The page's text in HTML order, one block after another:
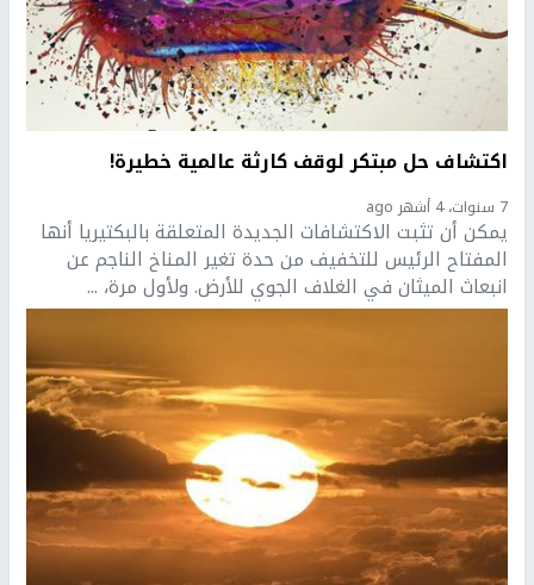
اكتشاف حل مبتكر لوقف كارثة عالمية خطيرة!
7 سنوات، 4 أشهر ago
يمكن أن تثبت الاكتشافات الجديدة المتعلقة بالبكتيريا أنها
المفتاح الرئيس للتخفيف من حدة تغير المناخ الناجم عن
انبعاث الميثان في الغلاف الجوي للأرض. ولأول مرة، ...